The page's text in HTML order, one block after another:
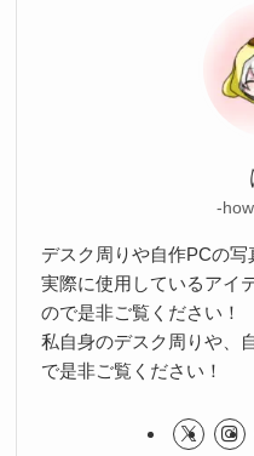
-
デスク周りや自作PCの写
実際に使用しているアイ
ので是非ご覧ください！
私自身のデスク周りや、
で是非ご覧ください！